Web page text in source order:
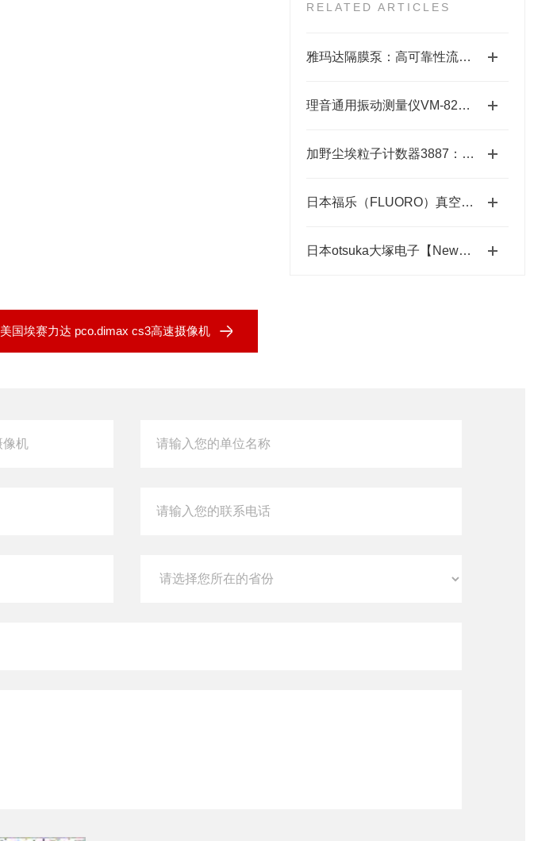
RELATED ARTICLES
雅玛达隔膜泵：高可靠性流体输送的工业优选
理音通用振动测量仪VM-82A的功能特性与设备维护应用
加野尘埃粒子计数器3887：洁净环境监测的“眼睛”
日本福乐（FLUORO）真空吸笔半导体精密搬运工具-藤田光学
日本otsuka大塚电子【New】RETS-100nx相位差测量装置
美国埃赛力达 pco.dimax cs3高速摄像机